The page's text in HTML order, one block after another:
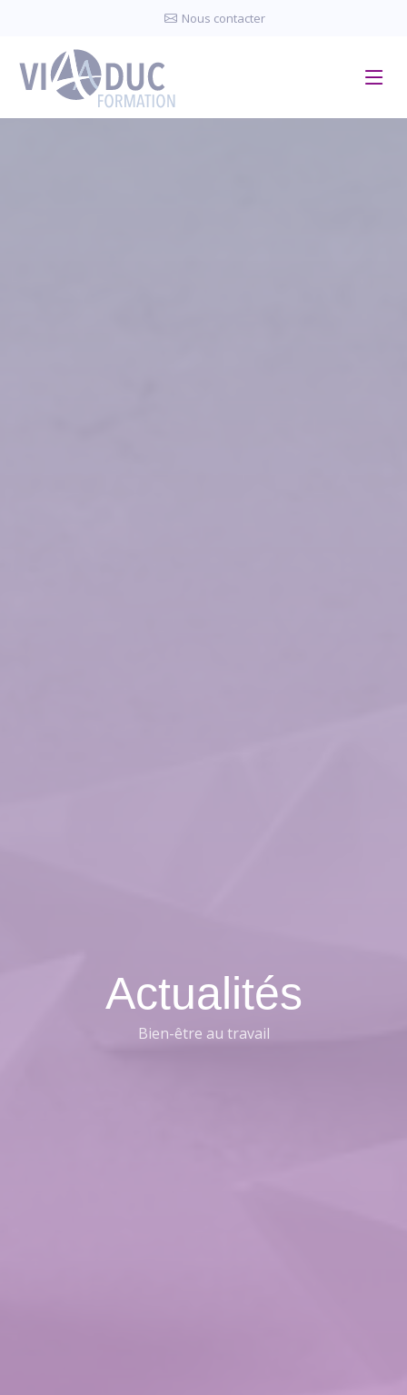
Nous contacter
Actualités
Bien-être au travail
Panneau de gestion des cookies